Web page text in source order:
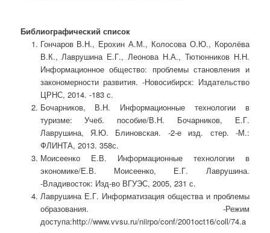
Библиографический список
Гончаров В.Н., Ерохин А.М., Колосова О.Ю., Королёва
В.К., Лаврушина Е.Г., Леонова Н.А., Тютюнников Н.Н.
Информационное общество: проблемы становления и
закономерности развития. -Новосибирск: Издательство
ЦРНС, 2014. -183 с.
Бочарников, В.Н. Информационные технологии в
туризме: Учеб. пособие/В.Н. Бочарников, Е.Г.
Лаврушина, Я.Ю. Блиновская. -2-е изд. стер. -М.:
ФЛИНТА, 2013. 358с.
Моисеенко Е.В. Информационные технологии в
экономике/Е.В. Моисеенко, Е.Г. Лаврушина.
-Владивосток: Изд-во ВГУЭС, 2005, 231 с.
Лаврушина Е.Г. Информатизация общества и проблемы
образования. -Режим
доступа:http://www.vvsu.ru/niirpo/conf/2001oct16/coll/74.a